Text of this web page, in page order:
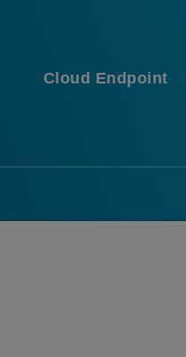
Cloud Endpoint